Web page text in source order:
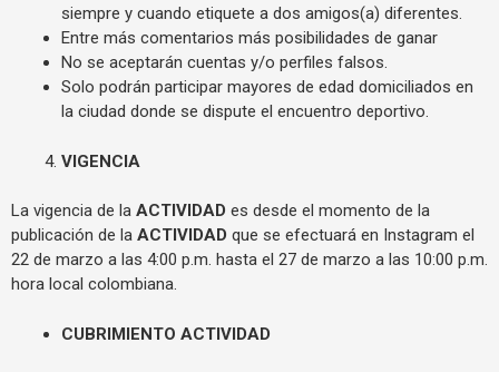
siempre y cuando etiquete a dos amigos(a) diferentes.
Entre más comentarios más posibilidades de ganar
No se aceptarán cuentas y/o perfiles falsos.
Solo podrán participar mayores de edad domiciliados en
la ciudad donde se dispute el encuentro deportivo.
VIGENCIA
La vigencia de la ACTIVIDAD es desde el momento de la
publicación de la ACTIVIDAD que se efectuará en Instagram el
22 de marzo a las 4:00 p.m. hasta el 27 de marzo a las 10:00 p.m.
hora local colombiana.
CUBRIMIENTO ACTIVIDAD